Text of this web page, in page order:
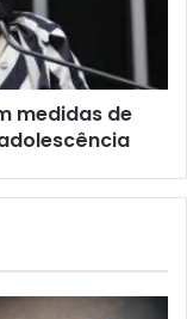
medidas de